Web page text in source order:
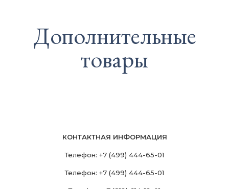
Дополнительные
товары
КОНТАКТНАЯ ИНФОРМАЦИЯ
Телефон: +7 (499) 444-65-01
Телефон: +7 (499) 444-65-01